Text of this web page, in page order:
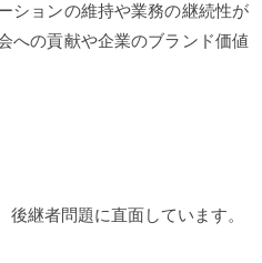
ションの維持や業務の継続性が
への貢献や企業のブランド価値
継者問題に直面しています。